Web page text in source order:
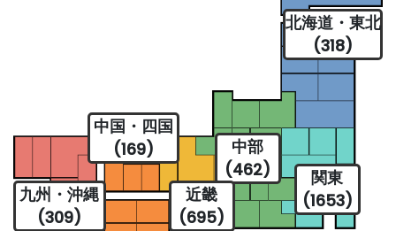
北海道・東北
(318)
関東
(1653)
中部
(462)
近畿
(695)
中国・四国
(169)
九州・沖縄
(309)